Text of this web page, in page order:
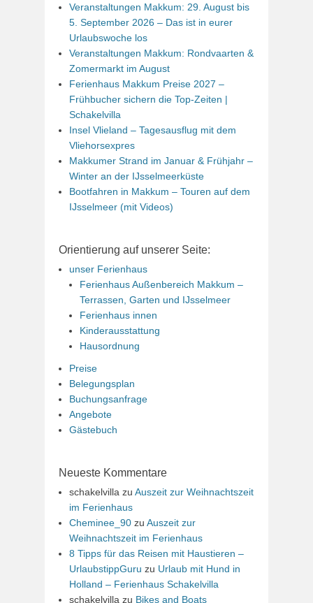
Veranstaltungen Makkum: 29. August bis
5. September 2026 – Das ist in eurer
Urlaubswoche los
Veranstaltungen Makkum: Rondvaarten &
Zomermarkt im August
Ferienhaus Makkum Preise 2027 –
Frühbucher sichern die Top-Zeiten |
Schakelvilla
Insel Vlieland – Tagesausflug mit dem
Vliehorsexpres
Makkumer Strand im Januar & Frühjahr –
Winter an der IJsselmeerküste
Bootfahren in Makkum – Touren auf dem
IJsselmeer (mit Videos)
Orientierung auf unserer Seite:
unser Ferienhaus
Ferienhaus Außenbereich Makkum –
Terrassen, Garten und IJsselmeer
Ferienhaus innen
Kinderausstattung
Hausordnung
Preise
Belegungsplan
Buchungsanfrage
Angebote
Gästebuch
Neueste Kommentare
schakelvilla zu Auszeit zur Weihnachtszeit
im Ferienhaus
Cheminee_90 zu Auszeit zur
Weihnachtszeit im Ferienhaus
8 Tipps für das Reisen mit Haustieren –
UrlaubstippGuru zu Urlaub mit Hund in
Holland – Ferienhaus Schakelvilla
schakelvilla zu Bikes and Boats